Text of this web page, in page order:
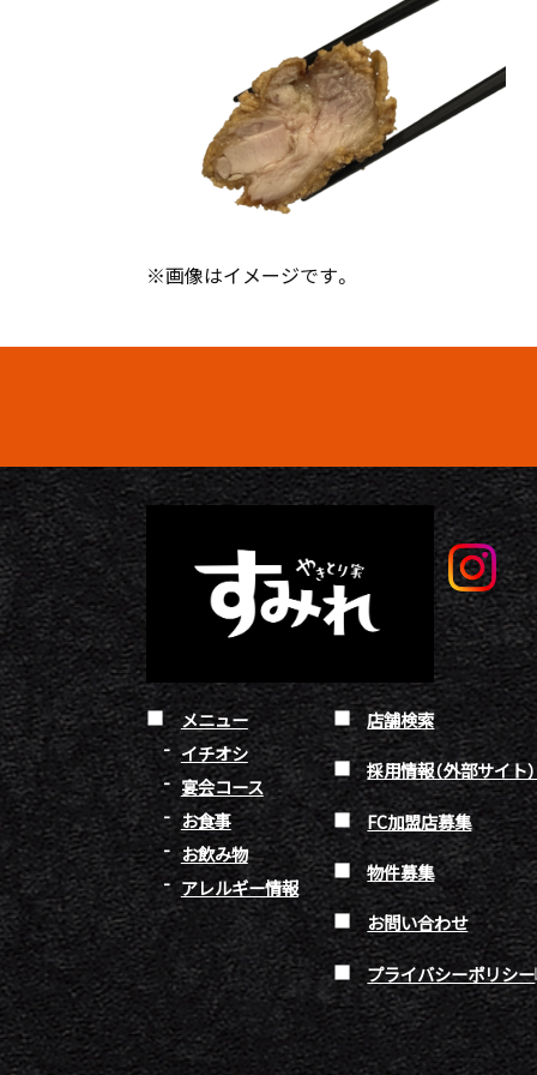
※画像はイメージです。
メニュー
イチオシ
宴会コース
お食事
お飲み物
アレルギー情報
店舗検索
採用情報（外部サイト）
FC加盟店募集
物件募集
お問い合わせ
プライバシーポリシー